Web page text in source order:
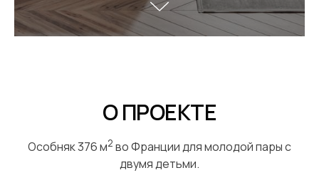
О ПРОЕКТЕ
Особняк 376 м2 во Франции для молодой пары с
двумя детьми.